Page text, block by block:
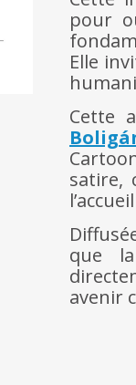
pour
Elle
Cette
satire,
que
avenir